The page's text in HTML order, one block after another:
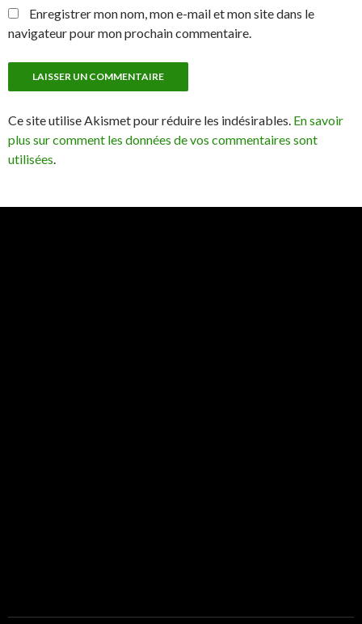
Enregistrer mon nom, mon e-mail et mon site dans le
navigateur pour mon prochain commentaire.
Ce site utilise Akismet pour réduire les indésirables. En savoir
plus sur comment les données de vos commentaires sont
utilisées.